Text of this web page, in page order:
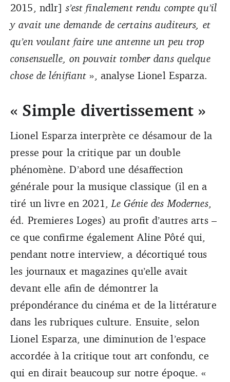
2015, ndlr]s’est finalement rendu compte qu’il
y avait une demande de certains auditeurs, et
qu’en voulant faire une antenne un peu trop
consensuelle, on pouvait tomber dans quelque
chose de lénifiant », analyse Lionel Esparza.
« Simple divertissement »
Lionel Esparza interprète ce désamour de la
presse pour la critique par un double
phénomène. D’abord une désaffection
générale pour la musique classique (il en a
tiré un livre en 2021, Le Génie des Modernes,
éd. Premieres Loges) au profit d’autres arts –
ce que confirme également Aline Pôté qui,
pendant notre interview, a décortiqué tous
les journaux et magazines qu’elle avait
devant elle afin de démontrer la
prépondérance du cinéma et de la littérature
dans les rubriques culture. Ensuite, selon
Lionel Esparza, une diminution de l’espace
accordée à la critique tout art confondu, ce
qui en dirait beaucoup sur notre époque. «